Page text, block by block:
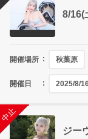
8/16(
開催場所 秋葉原
開催日 2025/8/
ジー
終了
中止